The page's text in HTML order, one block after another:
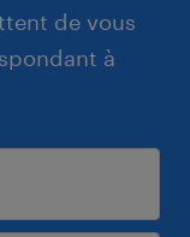
de vous
à